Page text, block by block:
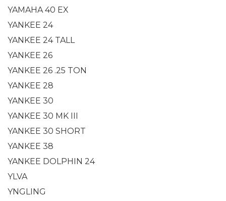
YAMAHA 40 EX
YANKEE 24
YANKEE 24 TALL
YANKEE 26
YANKEE 26 .25 TON
YANKEE 28
YANKEE 30
YANKEE 30 MK III
YANKEE 30 SHORT
YANKEE 38
YANKEE DOLPHIN 24
YLVA
YNGLING